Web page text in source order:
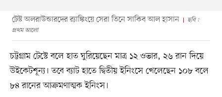
টেস্ট অলরাউন্ডারদের র‍্যাঙ্কিংয়ে সেরা তিনে সাকিব আল হাসান
ছবি :
প্রথম আলো
চট্টগ্রাম টেস্টে বলে হাত ঘুরিয়েছেন মাত্র ১২ ওভার, ২৬ রান দিয়ে
উইকেটশূন্য। তবে ব্যাট হাতে দ্বিতীয় ইনিংসে খেলেছেন ১০৮ বলে
৮৪ রানের আক্রমণাত্মক ইনিংস।